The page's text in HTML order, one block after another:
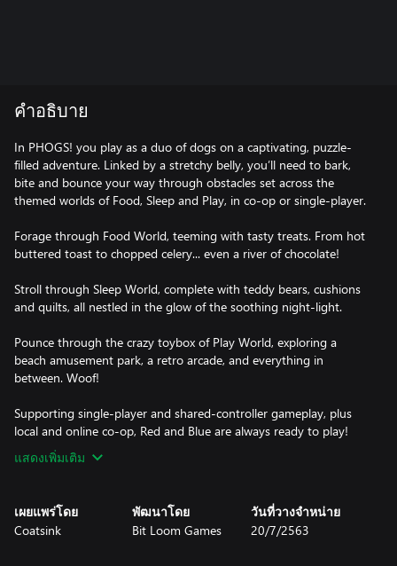
คำอธิบาย
In PHOGS! you play as a duo of dogs on a captivating, puzzle-
filled adventure. Linked by a stretchy belly, you’ll need to bark,
bite and bounce your way through obstacles set across the
themed worlds of Food, Sleep and Play, in co-op or single-player.
Forage through Food World, teeming with tasty treats. From hot
buttered toast to chopped celery... even a river of chocolate!
Stroll through Sleep World, complete with teddy bears, cushions
and quilts, all nestled in the glow of the soothing night-light.
Pounce through the crazy toybox of Play World, exploring a
beach amusement park, a retro arcade, and everything in
between. Woof!
Supporting single-player and shared-controller gameplay, plus
local and online co-op, Red and Blue are always ready to play!
แสดงเพิ่มเติม
เผยแพร่โดย
Coatsink
พัฒนาโดย
Bit Loom Games
วันที่วางจำหน่าย
20/7/2563